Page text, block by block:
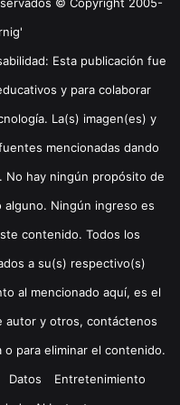
Esta publicación fue
y para colaborar
La(s) imagen(es) y
mencionadas dando
hay ningún propósito de
Ningún ingreso es
contenido. Todos los
a su(s) respectivo(s)
al mencionado aquí, es el
autor y otros, contáctenos
para eliminar el contenido.
Datos
Entretenimiento